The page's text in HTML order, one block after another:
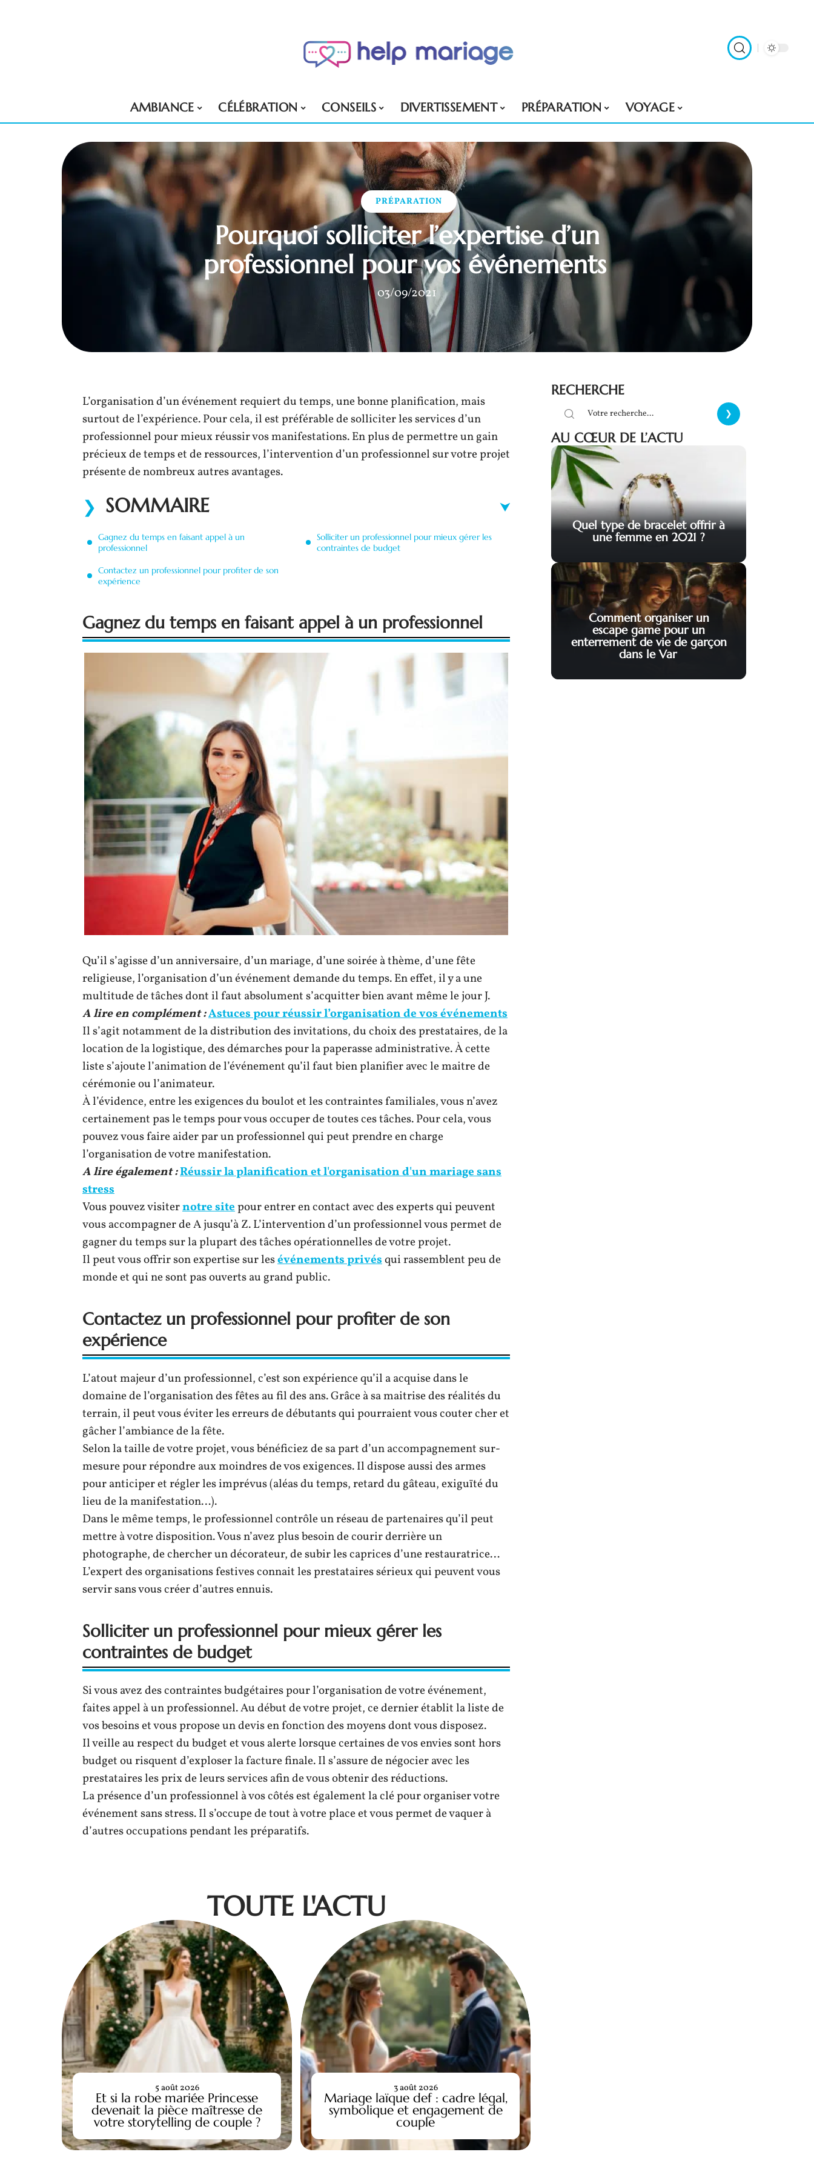
AMBIANCE CÉLÉBRATION CONSEILS DIVERTISSEMENT PRÉPARATION VOYAGE
PRÉPARATION
Pourquoi solliciter l’expertise d’un
professionnel pour vos événements
03/09/2021
L’organisation d’un événement requiert du temps, une bonne planification, mais
surtout de l’expérience. Pour cela, il est préférable de solliciter les services d’un
professionnel pour mieux réussir vos manifestations. En plus de permettre un gain
précieux de temps et de ressources, l’intervention d’un professionnel sur votre projet
présente de nombreux autres avantages.
SOMMAIRE
Gagnez du temps en faisant appel à un
professionnel
Contactez un professionnel pour profiter de son
expérience
Solliciter un professionnel pour mieux gérer les
contraintes de budget
Gagnez du temps en faisant appel à un professionnel
Qu’il s’agisse d’un anniversaire, d’un mariage, d’une soirée à thème, d’une fête
religieuse, l’organisation d’un événement demande du temps. En effet, il y a une
multitude de tâches dont il faut absolument s’acquitter bien avant même le jour J.
A lire en complément :Astuces pour réussir l’organisation de vos événements
Il s’agit notamment de la distribution des invitations, du choix des prestataires, de la
location de la logistique, des démarches pour la paperasse administrative. À cette
liste s’ajoute l’animation de l’événement qu’il faut bien planifier avec le maitre de
cérémonie ou l’animateur.
À l’évidence, entre les exigences du boulot et les contraintes familiales, vous n’avez
certainement pas le temps pour vous occuper de toutes ces tâches. Pour cela, vous
pouvez vous faire aider par un professionnel qui peut prendre en charge
l’organisation de votre manifestation.
A lire également :Réussir la planification et l'organisation d'un mariage sans
stress
Vous pouvez visiternotre sitepour entrer en contact avec des experts qui peuvent
vous accompagner de A jusqu’à Z. L’intervention d’un professionnel vous permet de
gagner du temps sur la plupart des tâches opérationnelles de votre projet.
Il peut vous offrir son expertise sur lesévénements privésqui rassemblent peu de
monde et qui ne sont pas ouverts au grand public.
Contactez un professionnel pour profiter de son
expérience
L’atout majeur d’un professionnel, c’est son expérience qu’il a acquise dans le
domaine de l’organisation des fêtes au fil des ans. Grâce à sa maitrise des réalités du
terrain, il peut vous éviter les erreurs de débutants qui pourraient vous couter cher et
gâcher l’ambiance de la fête.
Selon la taille de votre projet, vous bénéficiez de sa part d’un accompagnement sur-
mesure pour répondre aux moindres de vos exigences. Il dispose aussi des armes
pour anticiper et régler les imprévus (aléas du temps, retard du gâteau, exiguïté du
lieu de la manifestation…).
Dans le même temps, le professionnel contrôle un réseau de partenaires qu’il peut
mettre à votre disposition. Vous n’avez plus besoin de courir derrière un
photographe, de chercher un décorateur, de subir les caprices d’une restauratrice…
L’expert des organisations festives connait les prestataires sérieux qui peuvent vous
servir sans vous créer d’autres ennuis.
Solliciter un professionnel pour mieux gérer les
contraintes de budget
Si vous avez des contraintes budgétaires pour l’organisation de votre événement,
faites appel à un professionnel. Au début de votre projet, ce dernier établit la liste de
vos besoins et vous propose un devis en fonction des moyens dont vous disposez.
Il veille au respect du budget et vous alerte lorsque certaines de vos envies sont hors
budget ou risquent d’exploser la facture finale. Il s’assure de négocier avec les
prestataires les prix de leurs services afin de vous obtenir des réductions.
La présence d’un professionnel à vos côtés est également la clé pour organiser votre
événement sans stress. Il s’occupe de tout à votre place et vous permet de vaquer à
d’autres occupations pendant les préparatifs.
TOUTE L'ACTU
Et si la robe mariée Princesse
devenait la pièce maîtresse de
votre storytelling de couple ?
5 août 2026
Mariage laïque def : cadre légal,
symbolique et engagement de
couple
3 août 2026
RECHERCHE
AU CŒUR DE L’ACTU
Quel type de bracelet offrir à
une femme en 2021 ?
Comment organiser un
escape game pour un
enterrement de vie de garçon
dans le Var